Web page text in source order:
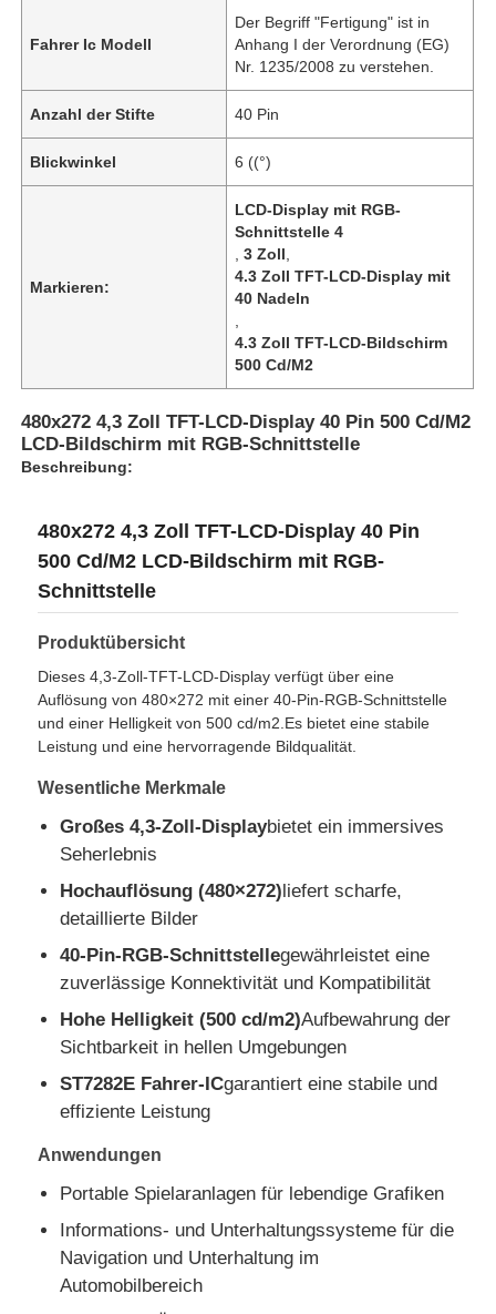
Zu Hause
Produkte
Über uns
Werksbesichtigung
Qualitätskontrolle
Kontakt
Nachrichten
Fälle
Fahrer Ic Modell
Der Begriff "Fertigung" ist in
Anhang I der Verordnung (EG)
Nr. 1235/2008 zu verstehen.
Anzahl der Stifte 40 Pin
Blickwinkel 6 ((°)
Markieren:
LCD-Display mit RGB-
Schnittstelle 4
,3 Zoll
4.3 Zoll TFT-LCD-Display mit
40 Nadeln
4.3 Zoll TFT-LCD-Bildschirm
500 Cd/M2
480x272 4,3 Zoll TFT-LCD-Display 40 Pin 500 Cd/M2
LCD-Bildschirm mit RGB-Schnittstelle
Beschreibung:
480x272 4,3 Zoll TFT-LCD-Display 40 Pin
500 Cd/M2 LCD-Bildschirm mit RGB-
Schnittstelle
Produktübersicht
Dieses 4,3-Zoll-TFT-LCD-Display verfügt über eine
Auflösung von 480×272 mit einer 40-Pin-RGB-Schnittstelle
und einer Helligkeit von 500 cd/m2.Es bietet eine stabile
Leistung und eine hervorragende Bildqualität.
Wesentliche Merkmale
Großes 4,3-Zoll-Displaybietet ein immersives
Seherlebnis
Hochauflösung (480×272)liefert scharfe,
detaillierte Bilder
40-Pin-RGB-Schnittstellegewährleistet eine
zuverlässige Konnektivität und Kompatibilität
Hohe Helligkeit (500 cd/m2)Aufbewahrung der
Sichtbarkeit in hellen Umgebungen
ST7282E Fahrer-ICgarantiert eine stabile und
effiziente Leistung
Anwendungen
Portable Spielaranlagen für lebendige Grafiken
Informations- und Unterhaltungssysteme für die
Navigation und Unterhaltung im
Automobilbereich